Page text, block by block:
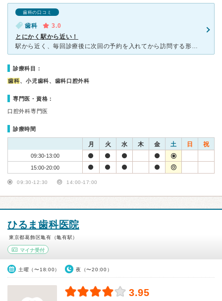
歯科の口コミ
歯科
3.0
とにかく駅から近い！
駅から近く、毎回診療後に次回の予約を入れてから訪問する形になるので、あまり待ちません。私は土日に予約を入れることが多かったのですが、長くても10分～15分ほどだと思います。院内の待合室は狭いですが、と
診療科目：
歯科、小児歯科、歯科口腔外科
専門医・資格：
口腔外科専門医
診療時間
月 火 水 木 金 土 日 祝
09:30-13:00
15:00-20:00
09:30-12:30 14:00-17:00
ひるま歯科医院
東京都葛飾区亀有（亀有駅）
マイナ受付
土曜（〜18:00） 夜（〜20:00）
3.95